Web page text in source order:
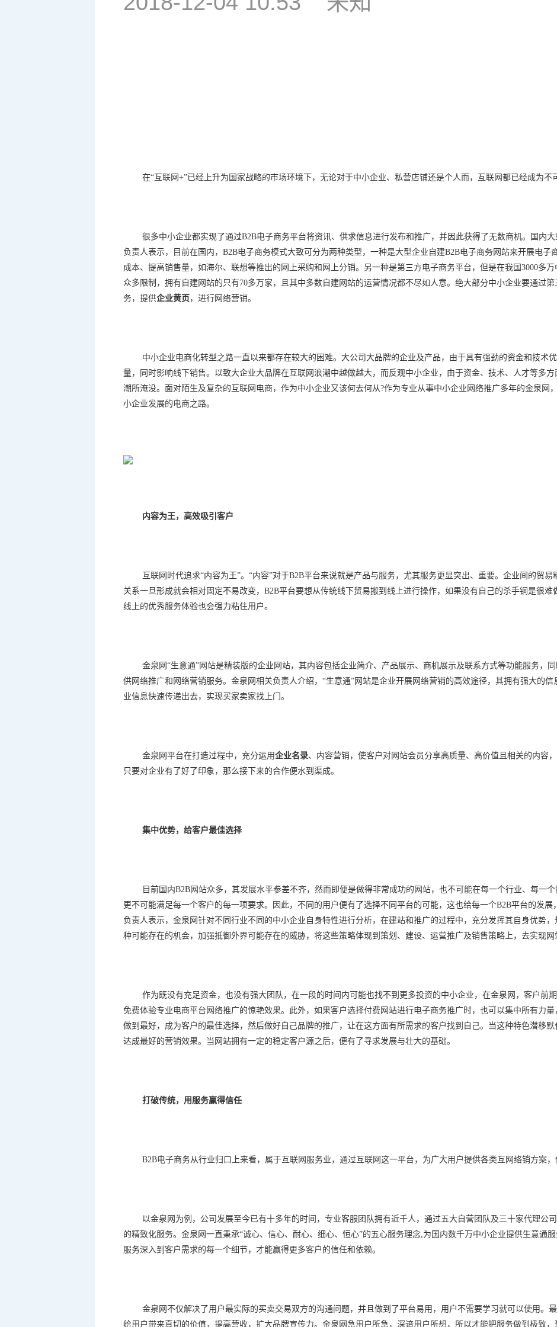
在“互联网 +”已经上升为国家战略的市场环境下，无论对于中小企业、私营店铺还是个人而，互联网都已经成为不
很多中小企业都实现了通过B2B电子商务平台将资讯、供求信息进行发布和推广，并因此获得了无数商机。国内
负责人表示，目前在国内， B2B电子商务模式大致可分为两种类型，一种是大型企业自建B2B电子商务网站来开展电子
成本、提高销售量，如海尔、联想等推出的网上采购和网上分销。另一种是第三方电子商务平台，但是在我国 3000多万
众多限制，拥有自建网站的只有70多万家，且其中多数自建网站的运营情况都不尽如人意。绝大部分中小企业要通过
务，提供企业黄页 ，进行网络营销。
中小企业电商化转型之路一直以来都存在较大的困难。大公司大品牌的企业及产品，由于具有强劲的资金和技术
量，同时影响线下销售。以致大企业大品牌在互联网浪潮中越做越大，而反观中小企业，由于资金、技术、人才等多
潮所淹没。面对陌生及复杂的互联网电商，作为中小企业又该何去何从?作为专业从事中小企业网络推广多年的金泉网
小企业发展的电商之路。
内容为王，高效吸引客户
互联网时代追求“内容为王”。 “内容”对于B2B平台来说就是产品与服务，尤其服务更显突出、重要。企业间的贸易
关系一旦形成就会相对固定不易改变， B2B平台要想从传统线下贸易搬到线上进行操作，如果没有自己的杀手锏是很难
线上的优秀服务体验也会强力粘住用户。
金泉网 “生意通” 网站是精装版的企业网站，其内容包括企业简介、产品展示、商机展示及联系方式等功能服务，
供网络推广和网络营销服务。金泉网相关负责人介绍， “生意通” 网站是企业开展网络营销的高效途径，其拥有强大的
业信息快速传递出去，实现买家卖家找上门。
金泉网平台在打造过程中，充分运用企业名录、内容营销，使客户对网站会员分享高质量、高价值且相关的内容
只要对企业有了好了印象，那么接下来的合作便水到渠成。
集中优势，给客户最佳选择
目前国内B2B 网站众多，其发展水平参差不齐，然而即便是做得非常成功的网站，也不可能在每一个行业、每一
更不可能满足每一个客户的每一项要求。因此，不同的用户便有了选择不同平台的可能，这也给每一个B2B平台的发展
负责人表示，金泉网针对不同行业不同的中小企业自身特性进行分析，在建站和推广的过程中，充分发挥其自身优势
种可能存在的机会，加强抵御外界可能存在的威胁，将这些策略体现到策划、建设、运营推广及销售策略上，去实现网
作为既没有充足资金，也没有强大团队，在一段的时间内可能也找不到更多投资的中小企业，在金泉网，客户前
免费体验专业电商平台网络推广的惊艳效果。此外，如果客户选择付费网站进行电子商务推广时，也可以集中所有力
做到最好，成为客户的最佳选择，然后做好自己品牌的推广，让在这方面有所需求的客户找到自己。当这种特色潜移
达成最好的营销效果。当网站拥有一定的稳定客户源之后，便有了寻求发展与壮大的基础。
打破传统，用服务赢得信任
B2B电子商务从行业归口上来看，属于互联网服务业，通过互联网这一平台，为广大用户提供各类互网络销方案
以金泉网为例，公司发展至今已有十多年的时间，专业客服团队拥有近千人，通过五大自营团队及三十家代理公
的精致化服务。金泉网一直秉承“诚心、信心、耐心、细心、恒心”的五心服务理念 为国内数千万中小企业提供生意通
服务深入到客户需求的每一个细节，才能赢得更多客户的信任和依赖。
金泉网不仅解决了用户最实际的买卖交易双方的沟通问题，并且做到了平台易用，用户不需要学习就可以使用。
给用户带来真切的价值，提高营收，扩大品牌宣传力。金泉网急用户所急，深谙用户所想，所以才能把服务做到极致，